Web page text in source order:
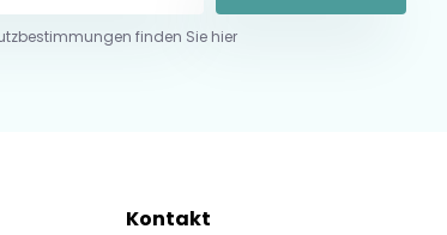
finden Sie hier
Kontakt